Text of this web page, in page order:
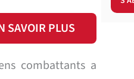
SAVOIR PLUS
combattants a